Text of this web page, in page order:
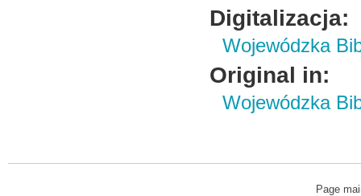
Digitalizacja:
Wojewódzka
Original in:
Wojewódzka
Page